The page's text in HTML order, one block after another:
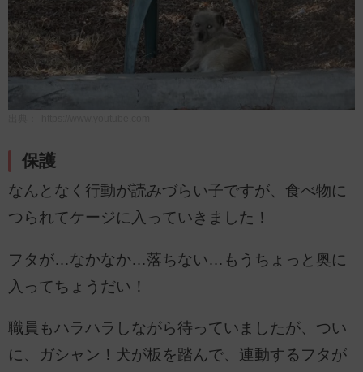
保護
なんとなく行動が読みづらい子ですが、食べ物に
つられてケージに入っていきました！
フタが…なかなか…落ちない…もうちょっと奥に
入ってちょうだい！
職員もハラハラしながら待っていましたが、つい
に、ガシャン！犬が板を踏んで、連動するフタが